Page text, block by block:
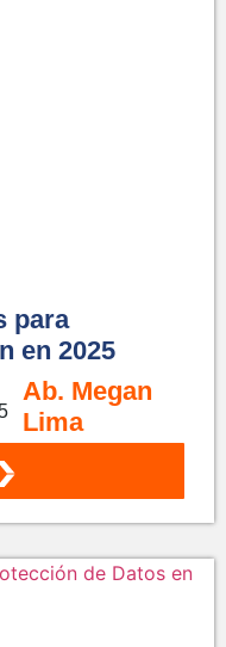
para
en 2025
Ab. Megan
Lima